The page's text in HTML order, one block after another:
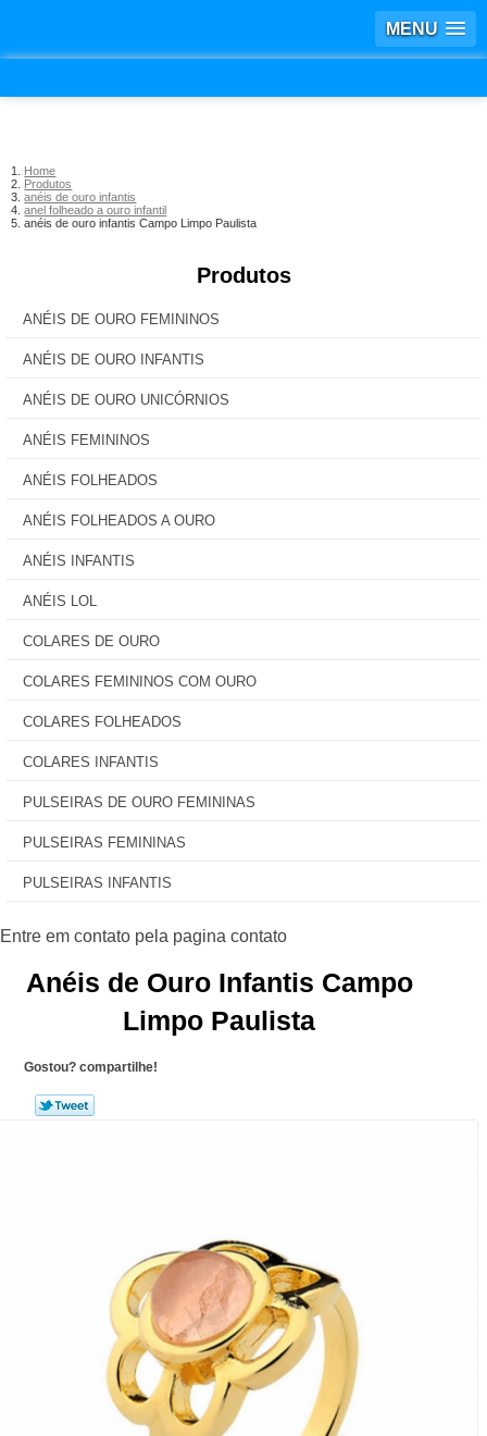
MENU
Home
Produtos
anéis de ouro infantis
anel folheado a ouro infantil
anéis de ouro infantis Campo Limpo Paulista
Produtos
ANÉIS DE OURO FEMININOS
ANÉIS DE OURO INFANTIS
ANÉIS DE OURO UNICÓRNIOS
ANÉIS FEMININOS
ANÉIS FOLHEADOS
ANÉIS FOLHEADOS A OURO
ANÉIS INFANTIS
ANÉIS LOL
COLARES DE OURO
COLARES FEMININOS COM OURO
COLARES FOLHEADOS
COLARES INFANTIS
PULSEIRAS DE OURO FEMININAS
PULSEIRAS FEMININAS
PULSEIRAS INFANTIS
Anéis de Ouro Infantis Campo
Limpo Paulista
Gostou? compartilhe!